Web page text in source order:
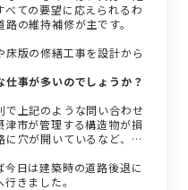
ての要望に応えられるわ
の維持補修が主です。
版の修繕工事を設計から
事が多いのでしょうか？
で上記のような問い合わせ
市が管理する構造物が損
穴が開いているなど、緊
日は建築時の道路後退に
きました。